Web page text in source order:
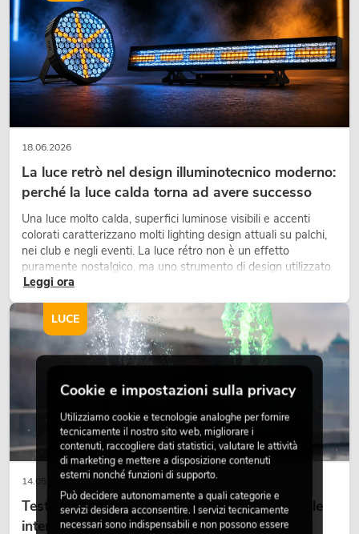
18.06.2026
La luce retrò nel design illuminotecnico moderno:
perché la luce calda torna ad avere successo
Una luce molto calda, superfici luminose visibili e accenti
colorati caratterizzano molti lighting design attuali su palchi,
nei club e negli eventi. La luce rétro non è un effetto
puramente nostalgico, ma uno strumento di design utilizzato
in modo consapevole: crea atmosfera, dona carattere alle
Leggi ora
14.05.2026
Teste mobili outdoor: teste mobili resistenti alle
intemperie per eventi
LUCE
Cookie e impostazioni sulla privacy
Utilizziamo cookie e tecnologie analoghe per fornire
tecnicamente il nostro sito web, migliorare i
contenuti, raccogliere dati statistici, valutare le attività
di marketing e mettere a disposizione contenuti
esterni nonché funzioni di supporto.
Può decidere autonomamente a quali categorie e
servizi desidera acconsentire. I servizi tecnicamente
necessari sono indispensabili e non possono essere